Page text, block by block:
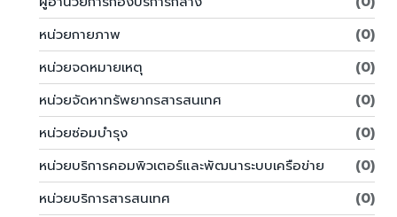
หน่วยกายภาพ
(0)
หน่วยจดหมายเหตุ
(0)
หน่วยจัดหาทรัพยากรสารสนเทศ
(0)
หน่วยซ่อมบำรุง
(0)
หน่วยบริการคอมพิวเตอร์และพัฒนาระบบเครือข่าย
(0)
หน่วยบริการสารสนเทศ
(0)